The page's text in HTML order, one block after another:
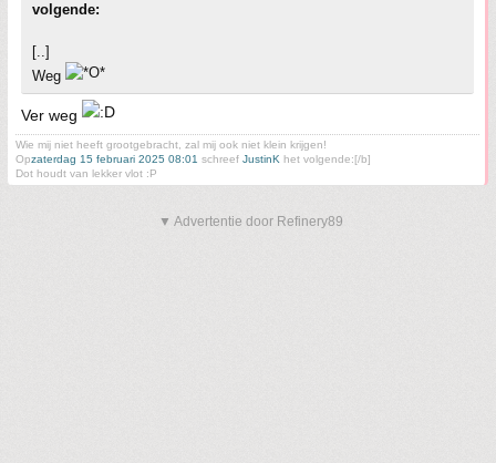
volgende:
[..]
Weg
Ver weg
Wie mij niet heeft grootgebracht, zal mij ook niet klein krijgen!
Opzaterdag 15 februari 2025 08:01 schreef JustinK het volgende:[/b]
Dot houdt van lekker vlot :P
▼ Advertentie door Refinery89